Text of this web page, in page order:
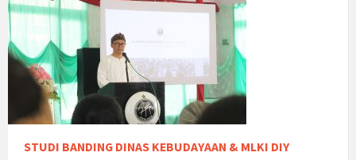
STUDI BANDING DINAS KEBUDAYAAN & MLKI DIY